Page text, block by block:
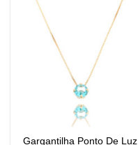
Gargantilha Ponto De Luz